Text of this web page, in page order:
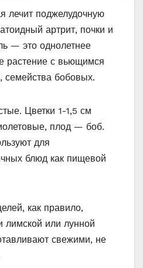
лечит поджелудочную
артрит, почки и
— это однолетнее
растение с вьющимся
бобовых.
Цветки 1-1,5 см
плод — боб.
для
блюд как пищевой
как правило,
лимской или лунной
свежими, не